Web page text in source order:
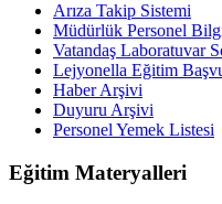
Arıza Takip Sistemi
Müdürlük Personel
Vatandaş Laboratuvar
Lejyonella Eğitim
Haber Arşivi
Duyuru Arşivi
Personel Yemek Listesi
Eğitim Materyalleri